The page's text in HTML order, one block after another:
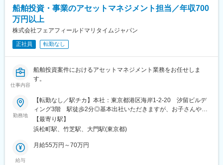
船舶投資・事業のアセットマネジメント担当／年収700
万円以上
株式会社フェアフィールドマリタイムジャパン
正社員 転勤なし
仕事内容
船舶投資案件におけるアセットマネジメント業務をお任せしま
す。
勤務地
【転勤なし／駅チカ】本社：東京都港区海岸1-2-20 汐留ビルデ
ィング3階 駅徒歩2分◎基本出社いただきますが、お子さんやご
自身の体調不良等の場合、柔軟に在宅勤務も相談可能です。受動
喫煙対策あり：オフィス内禁煙
【最寄り駅】
浜松町駅、竹芝駅、大門駅(東京都)
給与
月給55万円～70万円